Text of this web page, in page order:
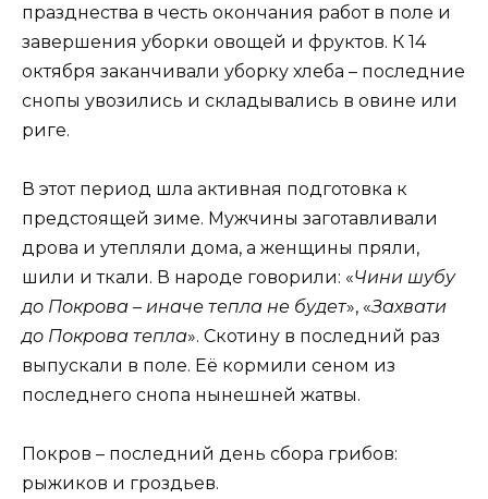
празднества в честь окончания работ в поле и
завершения уборки овощей и фруктов. К 14
октября заканчивали уборку хлеба – последние
снопы увозились и складывались в овине или
риге.
В этот период шла активная подготовка к
предстоящей зиме. Мужчины заготавливали
дрова и утепляли дома, а женщины пряли,
шили и ткали. В народе говорили: «Чини шубу
до Покрова – иначе тепла не будет», «Захвати
до Покрова тепла». Скотину в последний раз
выпускали в поле. Её кормили сеном из
последнего снопа нынешней жатвы.
Покров – последний день сбора грибов:
рыжиков и гроздьев.